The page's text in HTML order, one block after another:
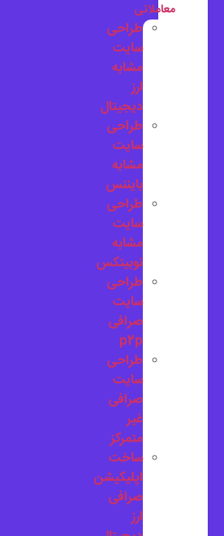
معاملاتی
طراحی
سایت
مشابه
ارز
دیجیتال
طراحی
سایت
مشابه
بایننس
طراحی
سایت
مشابه
نوبیتکس
طراحی
سایت
صرافی
p2p
طراحی
سایت
صرافی
غیر
متمرکز
ساخت
اپلیکیشن
صرافی
ارز